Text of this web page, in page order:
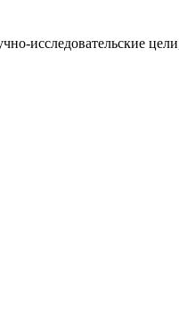
исследовательские